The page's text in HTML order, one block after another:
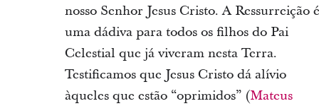
nosso Senhor Jesus Cristo. A Ressurreição é
uma dádiva para todos os filhos do Pai
Celestial que já viveram nesta Terra.
Testificamos que Jesus Cristo dá alívio
àqueles que estão “oprimidos” (Mateus